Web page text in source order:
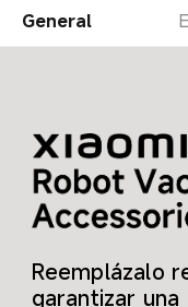
General
Reemplázalo
garantizar